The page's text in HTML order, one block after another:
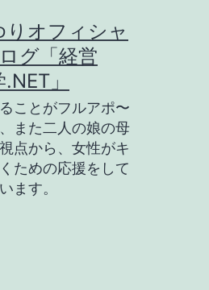
りオフィシャ
グ「経営
」
ことがフルアポ〜
また二人の娘の母
点から、女性がキ
ための応援をして
います。